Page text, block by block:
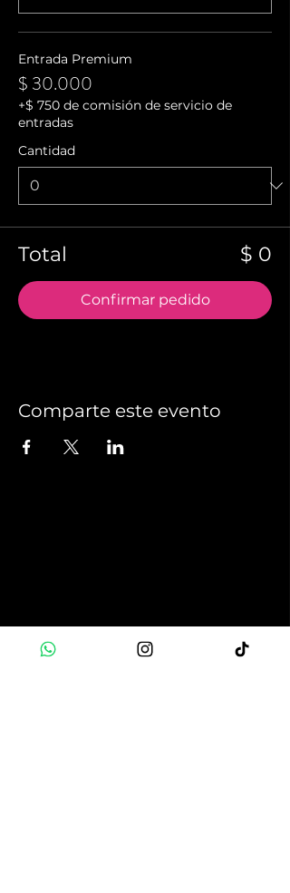
Entrada Premium
$ 30.000
+$ 750 de comisión de servicio de
entradas
Cantidad
Total $ 0
Confirmar pedido
Comparte este evento